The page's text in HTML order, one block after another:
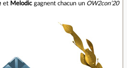
et Melodicgagnent chacun un OW2con’20